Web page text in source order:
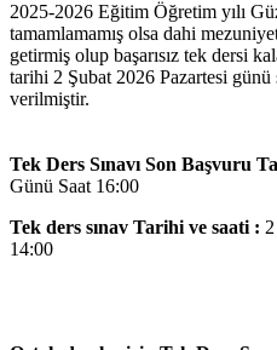
2025-2026 Eğitim Öğretim yılı
tamamlamamış olsa dahi
getirmiş olup başarısız tek dersi
tarihi 2 Şubat 2026 Pazartesi günü
verilmiştir.
Tek Ders Sınavı Son Başvuru
Günü Saat 16:00
Tek ders sınav Tarihi ve saati :
14:00